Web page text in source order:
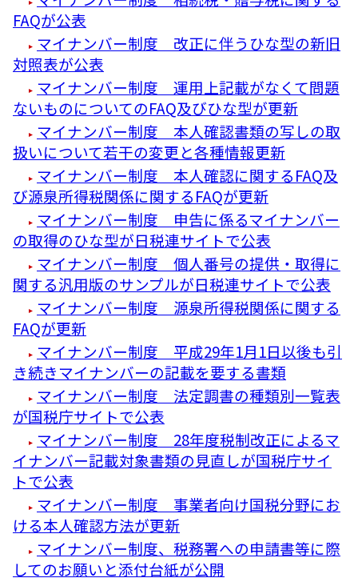
FAQが公表
マイナンバー制度 改正に伴うひな型の新旧
対照表が公表
マイナンバー制度 運用上記載がなくて問題
ないものについてのFAQ及びひな型が更新
マイナンバー制度 本人確認書類の写しの取
扱いについて若干の変更と各種情報更新
マイナンバー制度 本人確認に関するFAQ及
び源泉所得税関係に関するFAQが更新
マイナンバー制度 申告に係るマイナンバー
の取得のひな型が日税連サイトで公表
マイナンバー制度 個人番号の提供・取得に
関する汎用版のサンプルが日税連サイトで公表
マイナンバー制度 源泉所得税関係に関する
FAQが更新
マイナンバー制度 平成29年1月1日以後も引
き続きマイナンバーの記載を要する書類
マイナンバー制度 法定調書の種類別一覧表
が国税庁サイトで公表
マイナンバー制度 28年度税制改正によるマ
イナンバー記載対象書類の見直しが国税庁サイ
トで公表
マイナンバー制度 事業者向け国税分野にお
ける本人確認方法が更新
マイナンバー制度、税務署への申請書等に際
してのお願いと添付台紙が公開